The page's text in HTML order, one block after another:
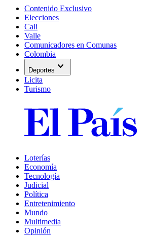
Contenido Exclusivo
Elecciones
Cali
Valle
Comunicadores en Comunas
Colombia
Deportes expand_more
Licita
Turismo
Loterías
Economía
Tecnología
Judicial
Política
Entretenimiento
Mundo
Multimedia
Opinión